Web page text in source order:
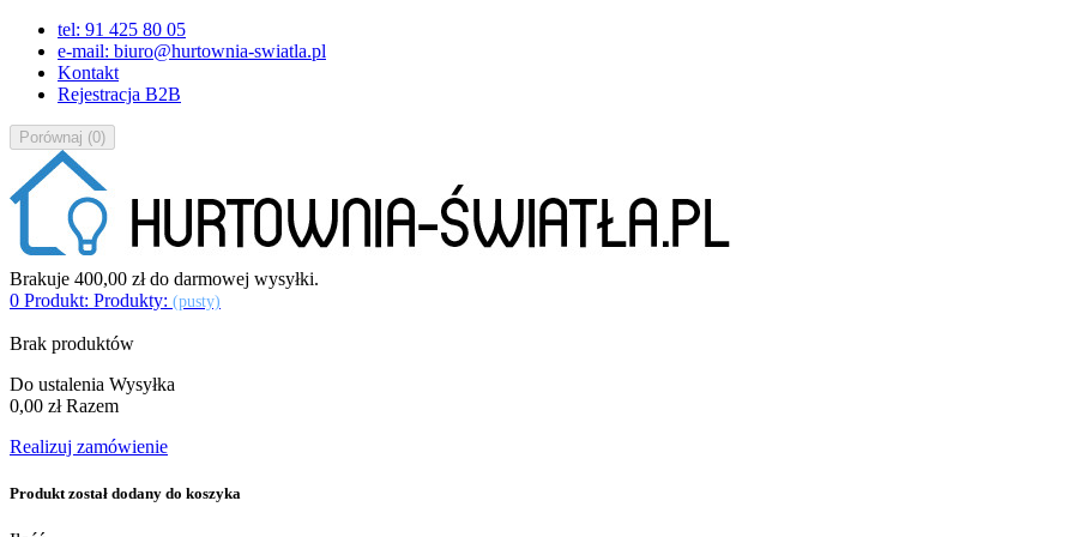
tel: 91 425 80 05
e-mail: biuro@hurtownia-swiatla.pl
Kontakt
Rejestracja B2B
Porównaj (0)
Brakuje 400,00 złdo darmowej wysyłki.
0 Produkt: Produkty: (pusty)
Brak produktów
Do ustalenia Wysyłka
0,00 zł Razem
Realizuj zamówienie
Produkt został dodany do koszyka